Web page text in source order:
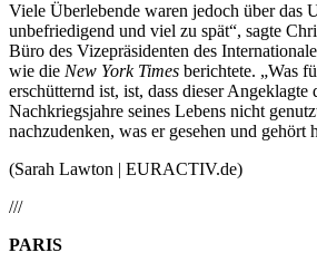
Viele Überlebende waren jedoch über das
unbefriedigend und viel zu spät“, sagte
Büro des Vizepräsidenten des
wie die New York Times berichtete. „Was
erschütternd ist, ist, dass dieser Angeklagte
Nachkriegsjahre seines Lebens nicht
nachzudenken, was er gesehen und gehört
(Sarah Lawton | EURACTIV.de)
///
PARIS